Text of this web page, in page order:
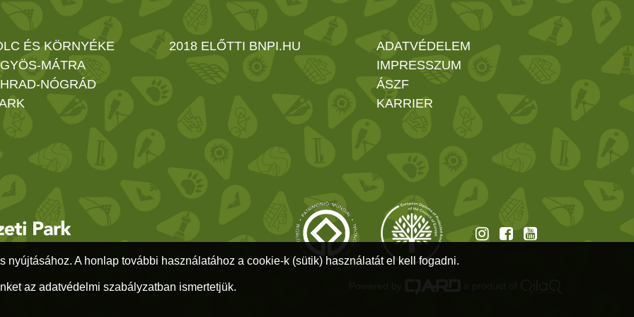
ÉS KÖRNYÉKE
MÁTRA
NÓGRÁD
2018 ELŐTTI BNPI.HU
ADATVÉDELEM
IMPRESSZUM
ÁSZF
KARRIER
-Impresszum
A honlap további használatához a cookie-k (sütik) használatát el kell fogadni.
az adatvédelmi szabályzatban ismertetjük.